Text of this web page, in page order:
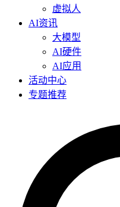
虚拟人
AI资讯
大模型
AI硬件
AI应用
活动中心
专题推荐